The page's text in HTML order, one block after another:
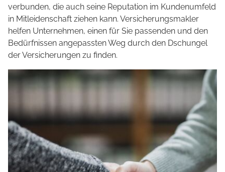
verbunden, die auch seine Reputation im Kundenumfeld
in Mitleidenschaft ziehen kann. Versicherungsmakler
helfen Unternehmen, einen für Sie passenden und den
Bedürfnissen angepassten Weg durch den Dschungel
der Versicherungen zu finden.